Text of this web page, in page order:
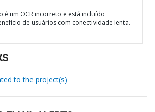
é um OCR incorreto e está incluído
de usuários com conectividade lenta.
to the project(s)